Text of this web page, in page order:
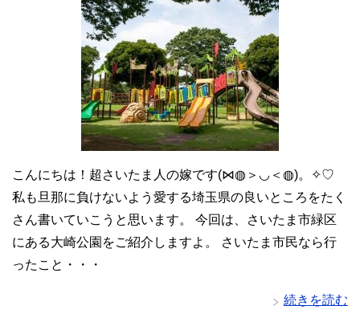
こんにちは！超さいたま人の嫁です(⋈◍＞◡＜◍)。✧♡
私も旦那に負けないよう愛する埼玉県の良いところをたく
さん書いていこうと思います。 今回は、さいたま市緑区
にある大崎公園をご紹介しますよ。 さいたま市民なら行
ったこと・・・
続きを読む